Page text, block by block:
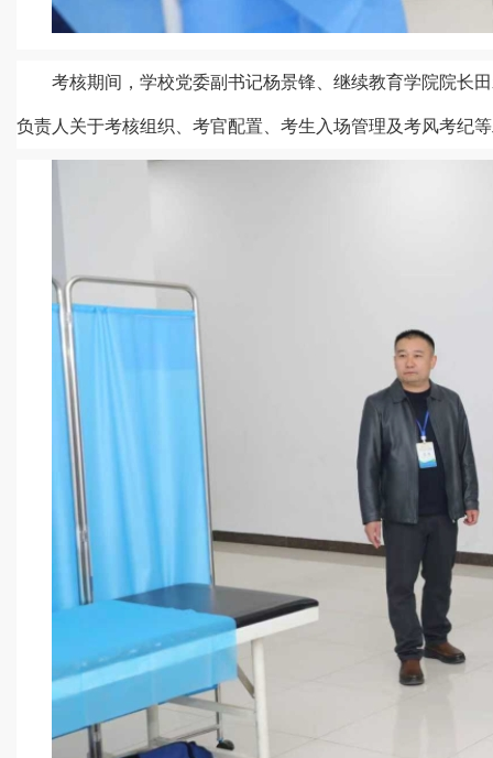
考核期间，学校党委副书记杨景锋、继续教育学院院长
负责人关于考核组织、考官配置、考生入场管理及考风考纪